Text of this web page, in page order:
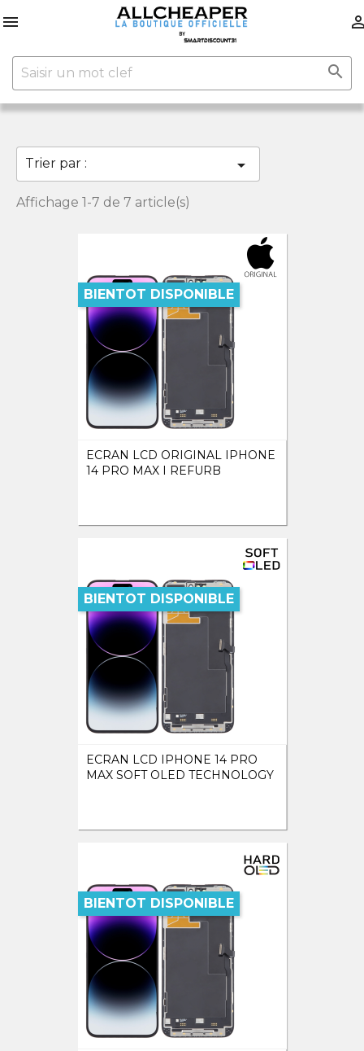


Trier par : 
Affichage 1-7 de 7 article(s)
ECRAN LCD ORIGINAL IPHONE
14 PRO MAX I REFURB
BIENTOT DISPONIBLE
ECRAN LCD IPHONE 14 PRO
MAX SOFT OLED TECHNOLOGY
BIENTOT DISPONIBLE
BIENTOT DISPONIBLE